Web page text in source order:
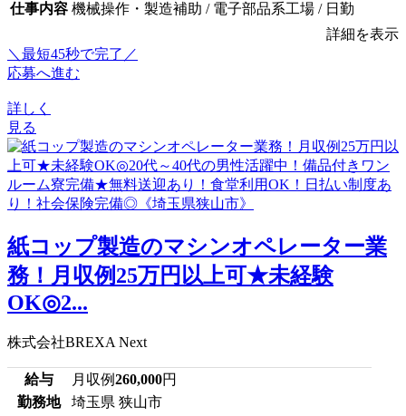
仕事内容 機械操作・製造補助 / 電子部品系工場 / 日勤
詳細を表示
＼最短45秒で完了／
応募へ進む
詳しく
見る
紙コップ製造のマシンオペレーター業
務！月収例25万円以上可★未経験
OK◎2...
株式会社BREXA Next
給与 月収例260,000円
勤務地
埼玉県 狭山市